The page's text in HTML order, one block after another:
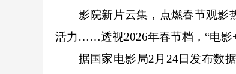
影院新片云集，点燃春节观影热
活力……透视2026年春节档，“电影
据国家电影局2月24日发布数据